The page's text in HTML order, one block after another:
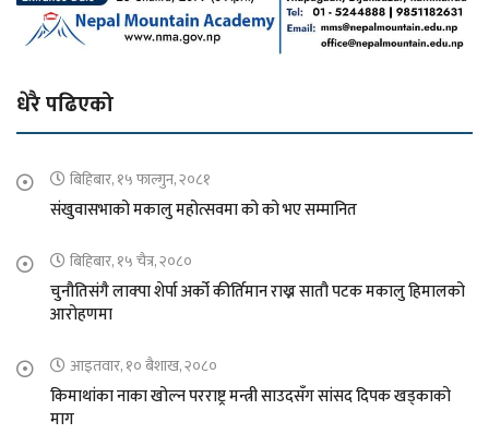
धेरै पढिएको
बिहिबार, १५ फाल्गुन, २०८१
संखुवासभाको मकालु महोत्सवमा को को भए सम्मानित
बिहिबार, १५ चैत्र, २०८०
चुनौतिसंगै लाक्पा शेर्पा अर्को कीर्तिमान राख्न सातौ पटक मकालु हिमालको
आरोहणमा
आइतवार, १० बैशाख, २०८०
किमाथांका नाका खोल्न परराष्ट्र मन्त्री साउदसँग सांसद दिपक खड्काको
माग